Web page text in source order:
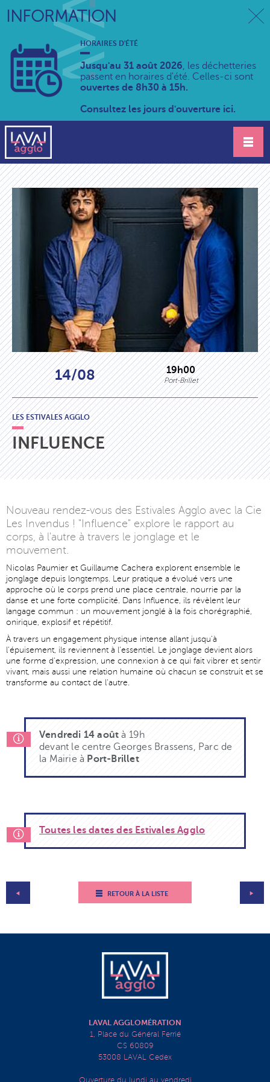
INFORMATION
HORAIRES D'ÉTÉ
Jusqu'au 31 août 2026, les déchetteries
passent en horaires d'été. Celles-ci sont
ouvertes de 8h30 à 15h.
Consultez les jours d'ouverture ici.
14/08 19h00
Port-Brillet
LES ESTIVALES AGGLO
INFLUENCE
Nouveau rendez-vous des Estivales Agglo avec la Cie
Les Invendus ! "Influence" explore le rapport au
corps, à l'autre à travers le jonglage et le
mouvement.
Nicolas Paumier et Guillaume Cachera explorent ensemble le
jonglage depuis longtemps. Leur pratique a évolué vers une
approche où le corps prend une place centrale, nourrie par la
danse et une forte complicité. Dans Influence, ils révèlent leur
langage commun : un mouvement jonglé à la fois chorégraphié,
onirique, explosif et répétitif.
À travers un engagement physique intense allant jusqu'à
l'épuisement, ils reviennent à l'essentiel. Le jonglage devient alors
une forme d'expression, une connexion à ce qui fait vibrer et sentir
vivant, mais aussi une relation humaine où chacun se construit et se
transforme au contact de l'autre.
Vendredi 14 août à 19h
devant le centre Georges Brassens, Parc de
la Mairie à Port-Brillet
Toutes les dates des Estivales Agglo
RETOUR À LA LISTE
LAVAL AGGLOMÉRATION
1, Place du Général Ferrié
CS 60809
53008 LAVAL Cedex
Ouverture du lundi au vendredi